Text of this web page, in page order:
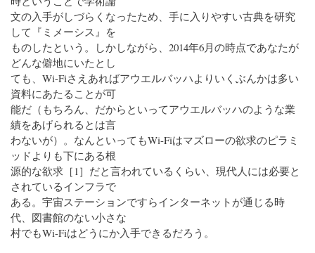
文の入手がしづらくなったため、手に入りやすい古典を研究
して『ミメーシス』を
ものしたという。しかしながら、2014年6月の時点であなたが
どんな僻地にいたとし
ても、Wi-Fiさえあればアウエルバッハよりいくぶんかは多い
資料にあたることが可
能だ（もちろん、だからといってアウエルバッハのような業
績をあげられるとは言
わないが）。なんといってもWi-Fiはマズローの欲求のピラミ
ッドよりも下にある根
源的な欲求［1］だと言われているくらい、現代人には必要と
されているインフラで
ある。宇宙ステーションですらインターネットが通じる時
代、図書館のない小さな
村でもWi-Fiはどうにか入手できるだろう。